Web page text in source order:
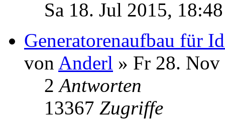
Sa 18. Jul 2015, 18:48
Generatorenaufbau für
von Anderl » Fr 28.
2Antworten
13367 Zugriffe